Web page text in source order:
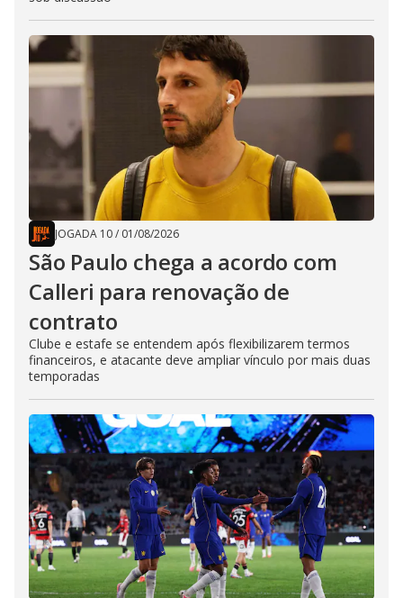
JOGADA 10/ 01/08/2026
São Paulo chega a acordo com
Calleri para renovação de
contrato
Clube e estafe se entendem após flexibilizarem termos
financeiros, e atacante deve ampliar vínculo por mais duas
temporadas